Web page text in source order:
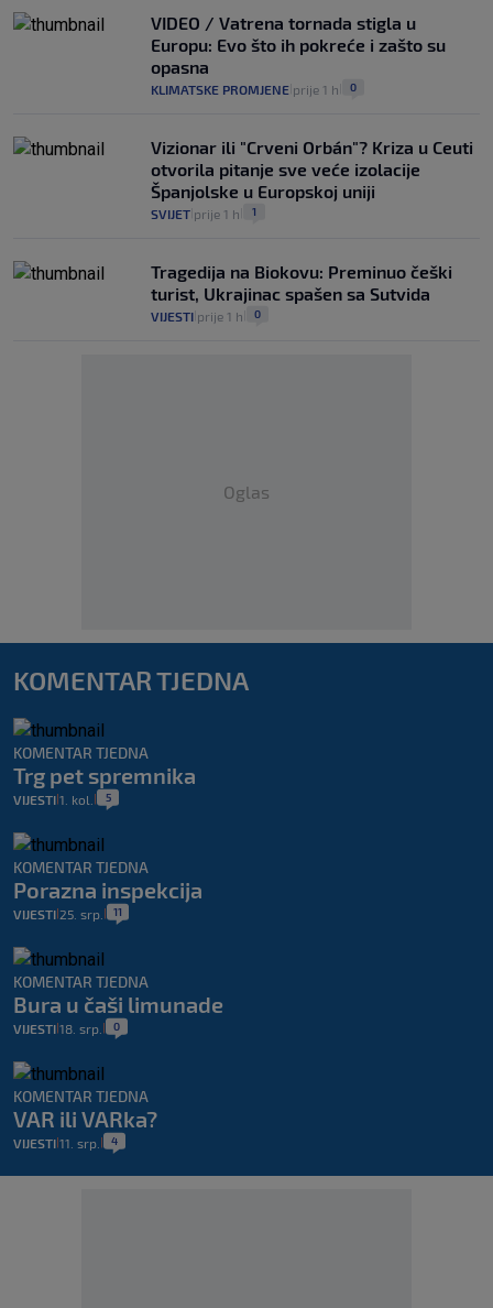
VIDEO / Vatrena tornada stigla u
Europu: Evo što ih pokreće i zašto su
opasna
KLIMATSKE PROMJENE prije 1 h 0
Vizionar ili "Crveni Orbán"? Kriza u Ceuti
otvorila pitanje sve veće izolacije
Španjolske u Europskoj uniji
SVIJET prije 1 h 1
Tragedija na Biokovu: Preminuo češki
turist, Ukrajinac spašen sa Sutvida
VIJESTI prije 1 h 0
Oglas
KOMENTAR TJEDNA
KOMENTAR TJEDNA
Trg pet spremnika
VIJESTI 1. kol. 5
KOMENTAR TJEDNA
Porazna inspekcija
VIJESTI 25. srp. 11
KOMENTAR TJEDNA
Bura u čaši limunade
VIJESTI 18. srp. 0
KOMENTAR TJEDNA
VAR ili VARka?
VIJESTI 11. srp. 4